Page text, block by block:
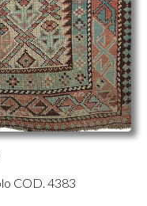
COD. 4383